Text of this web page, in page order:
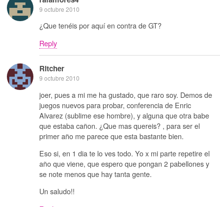
9 octubre 2010
¿Que tenéis por aquí en contra de GT?
Reply
Ritcher
9 octubre 2010
joer, pues a mi me ha gustado, que raro soy. Demos de
juegos nuevos para probar, conferencia de Enric
Alvarez (sublime ese hombre), y alguna que otra babe
que estaba cañon. ¿Que mas quereis? , para ser el
primer año me parece que esta bastante bien.
Eso si, en 1 dia te lo ves todo. Yo x mi parte repetire el
año que viene, que espero que pongan 2 pabellones y
se note menos que hay tanta gente.
Un saludo!!